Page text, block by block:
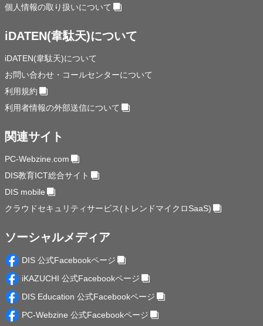
個人情報の取り扱いについて
iDATEN(韋駄天)について
iDATEN(韋駄天)について
お問い合わせ・コールセンターについて
利用規約
利用者情報の外部送信について
関連サイト
PC-Webzine.com
DIS教育ICT総合サイト
DIS mobile
クラウドセキュリティサービス(トレンドマイクロSaaS)
ソーシャルメディア
DIS 公式Facebookページ
iKAZUCHI 公式Facebookページ
DIS Education 公式Facebookページ
PC-Webzine 公式Facebookページ